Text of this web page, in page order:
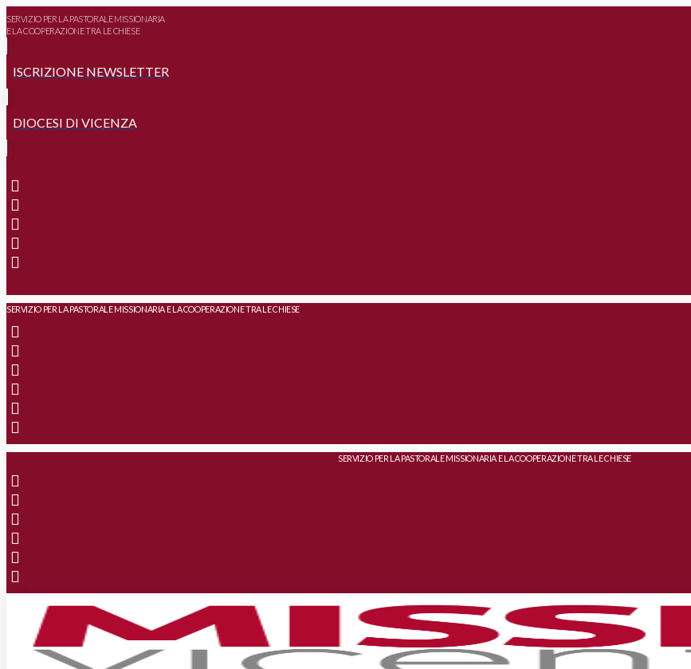
SERVIZIO PER LA PASTORALE MISSIONARIA
E LA COOPERAZIONE TRA LE CHIESE
ISCRIZIONE NEWSLETTER
DIOCESI DI VICENZA
SERVIZIO PER LA PASTORALE MISSIONARIA E LA COOPERAZIONE TRA LE CHIESE
SERVIZIO PER LA PASTORALE MISSIONARIA E LA COOPERAZIONE TRA LE CHIESE